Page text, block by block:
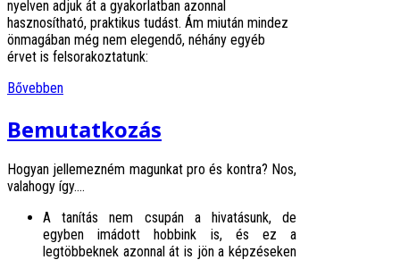
nyelven adjuk át a gyakorlatban azonnal
hasznosítható, praktikus tudást. Ám miután mindez
önmagában még nem elegendő, néhány egyéb
érvet is felsorakoztatunk:
Bővebben
Bemutatkozás
Hogyan jellemezném magunkat pro és kontra? Nos,
valahogy így....
A tanítás nem csupán a hivatásunk, de
egyben imádott hobbink is, és ez a
legtöbbeknek azonnal át is jön a képzéseken